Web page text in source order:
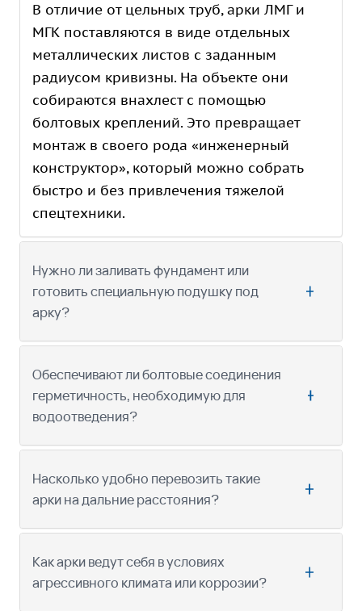
В отличие от цельных труб, арки ЛМГ и
МГК поставляются в виде отдельных
металлических листов с заданным
радиусом кривизны. На объекте они
собираются внахлест с помощью
болтовых креплений. Это превращает
монтаж в своего рода «инженерный
конструктор», который можно собрать
быстро и без привлечения тяжелой
спецтехники.
Нужно ли заливать фундамент или
готовить специальную подушку под
арку?
Обеспечивают ли болтовые соединения
герметичность, необходимую для
водоотведения?
Насколько удобно перевозить такие
арки на дальние расстояния?
Как арки ведут себя в условиях
агрессивного климата или коррозии?